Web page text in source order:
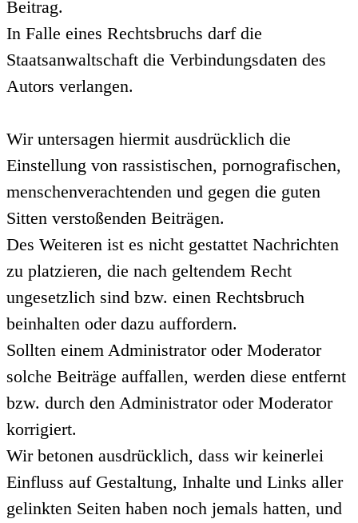
Beitrag.
In Falle eines Rechtsbruchs darf die
Staatsanwaltschaft die Verbindungsdaten des
Autors verlangen.
Wir untersagen hiermit ausdrücklich die
Einstellung von rassistischen, pornografischen,
menschenverachtenden und gegen die guten
Sitten verstoßenden Beiträgen.
Des Weiteren ist es nicht gestattet Nachrichten
zu platzieren, die nach geltendem Recht
ungesetzlich sind bzw. einen Rechtsbruch
beinhalten oder dazu auffordern.
Sollten einem Administrator oder Moderator
solche Beiträge auffallen, werden diese entfernt
bzw. durch den Administrator oder Moderator
korrigiert.
Wir betonen ausdrücklich, dass wir keinerlei
Einfluss auf Gestaltung, Inhalte und Links aller
gelinkten Seiten haben noch jemals hatten, und